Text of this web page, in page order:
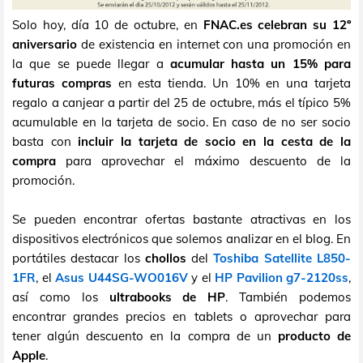
Solo hoy, día 10 de octubre, en FNAC.es celebran su 12º
aniversario de existencia en internet con una promoción en
la que se puede llegar a acumular hasta un 15% para
futuras compras en esta tienda. Un 10% en una tarjeta
regalo a canjear a partir del 25 de octubre, más el típico 5%
acumulable en la tarjeta de socio. En caso de no ser socio
basta con incluir la tarjeta de socio en la cesta de la
compra para aprovechar el máximo descuento de la
promoción.
Se pueden encontrar ofertas bastante atractivas en los
dispositivos electrónicos que solemos analizar en el blog. En
portátiles destacar los chollos delToshiba Satellite L850-
1FR, el Asus U44SG-WO016Vy el HP Pavilion g7-2120ss,
así como los ultrabooks de HP. También podemos
encontrar grandes precios en tablets o aprovechar para
tener algún descuento en la compra de un producto de
Apple.